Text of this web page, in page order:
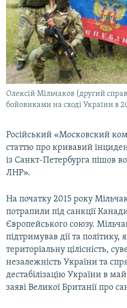
Олексій Мільчаков (другий
бойовиками на сході України в
Російський «Московский
статтю про кривавий
із Санкт-Петербурга пішов
ЛНР».
На початку 2015 року
потрапили під санкції
Європейського союзу.
підтримував дії та політику,
територіальну цілісність,
незалежність України та
дестабілізацію України в
заяві Великої Британії про